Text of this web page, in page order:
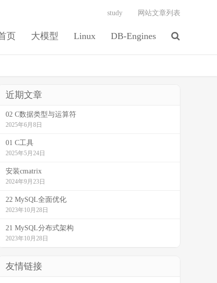
页 大模型 Linux DB-Engines
study 网站文章列表
近期文章
02 C数据类型与运算符
2025年6月8日
01 C工具
2025年5月24日
安装cmatrix
2024年9月23日
22 MySQL全面优化
2023年10月28日
21 MySQL分布式架构
2023年10月28日
友情链接